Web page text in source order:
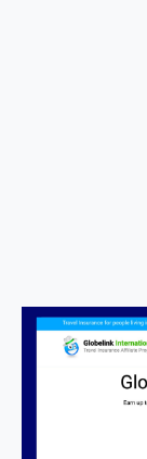
수수료: 등
쿠키 지속
결제 방법:
제품: 풀스
DMP,